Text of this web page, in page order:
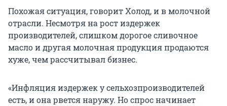
Похожая ситуация, говорит Холод, и в молочной
отрасли. Несмотря на рост издержек
производителей, слишком дорогое сливочное
масло и другая молочная продукция продаются
хуже, чем рассчитывал бизнес.
«Инфляция издержек у сельхозпроизводителей
есть, и она рвется наружу. Но спрос начинает